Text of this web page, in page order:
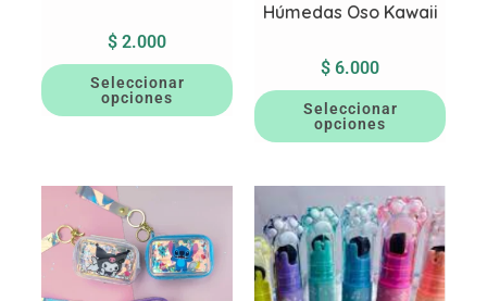
$ 2.000
Seleccionar
opciones
Húmedas Oso Kawaii
$ 6.000
Seleccionar
opciones